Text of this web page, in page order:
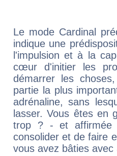
Le mode Cardinal
indique une
l'impulsion et à la
cœur d'initier les
démarrer les
partie la plus
adrénaline, sans
lasser. Vous êtes en
trop ? - et affirmée
consolider et de faire
vous avez bâties avec